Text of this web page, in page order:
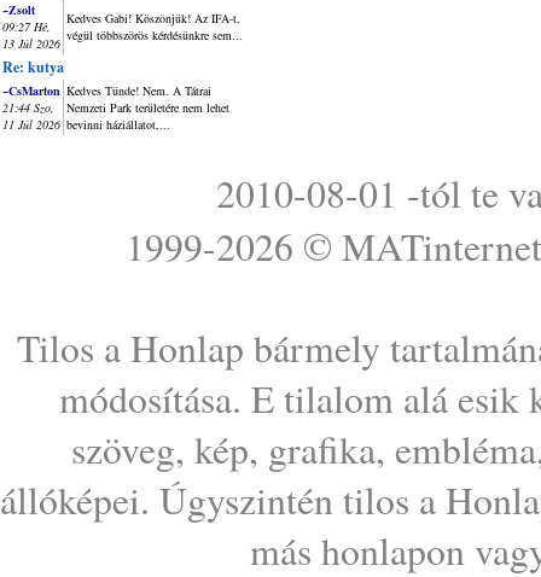
~Zsolt
09:27 Hé,
13 Júl 2026
Kedves Gabi! Köszönjük! Az IFA-t,
végül többszörös kérdésünkre sem...
Re: kutya
~CsMarton
21:44 Szo,
11 Júl 2026
Kedves Tünde! Nem. A Tátrai
Nemzeti Park területére nem lehet
bevinni háziállatot,...
2010-08-01 -tól te
1999-2026 © MATinternet
Tilos a Honlap bármely
módosítása. E tilalom alá esik
szöveg, kép, grafika,
állóképei. Úgyszintén tilos a
más honlapon